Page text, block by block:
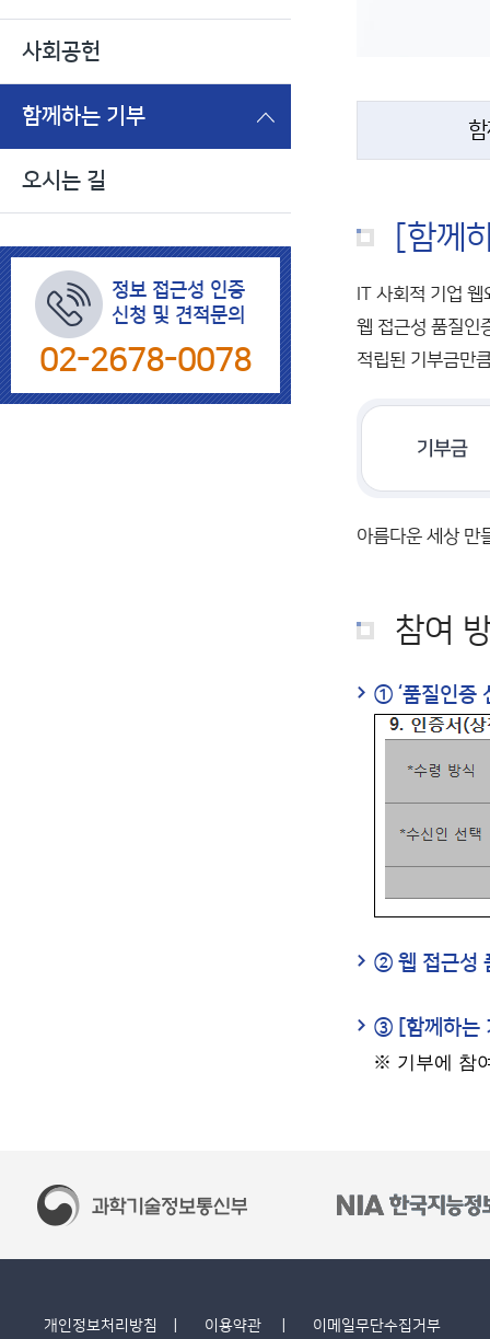
사회공헌
함께하는 기부
오시는 길
정보 접근성 인증
신청 및 견적문의
02-2678-0078
[함께
IT 사회적 기업
웹 접근성 품질인
적립된 기부금만
아름다운 세상 만
참여
① ‘품질인증
② 웹 접근성
③ [함께하는
※ 기부에 참
개인정보처리방침 이용약관 이메일무단수집거부